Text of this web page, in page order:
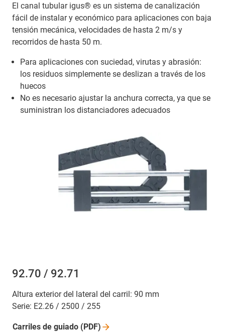
El canal tubular igus® es un sistema de canalización
fácil de instalar y económico para aplicaciones con baja
tensión mecánica, velocidades de hasta 2 m/s y
recorridos de hasta 50 m.
Para aplicaciones con suciedad, virutas y abrasión:
los residuos simplemente se deslizan a través de los
huecos
No es necesario ajustar la anchura correcta, ya que se
suministran los distanciadores adecuados
92.70 / 92.71
Altura exterior del lateral del carril: 90 mm
Serie: E2.26 / 2500 / 255
Carriles de guiado (PDF)